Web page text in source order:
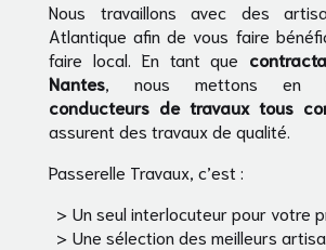
Nous travaillons avec des
Atlantique afin de vous faire
faire local. En tant que
Nantes, nous mettons en
conducteurs de travaux tous
assurent des travaux de qualité.
Passerelle Travaux, c’est :
Un seul interlocuteur pour votre
Une sélection des meilleurs